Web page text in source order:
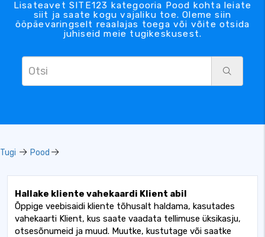
Lisateavet SITE123 kategooria Pood kohta leiate
siit ja saate kogu vajaliku toe. Oleme siin
ööpäevaringselt reaalajas toega või võite otsida
juhiseid meie tugikeskusest.
Tugi Pood
Hallake kliente vahekaardi Klient abil
Õppige veebisaidi kliente tõhusalt haldama, kasutades
vahekaarti Klient, kus saate vaadata tellimuse üksikasju,
otsesõnumeid ja muud. Muutke, kustutage või saatke